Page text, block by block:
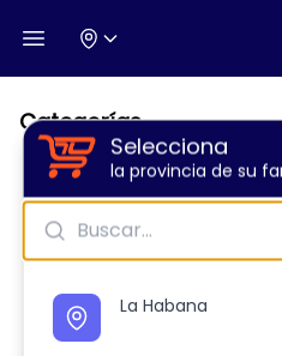
Open menu
Categorías
Cárnicos Agro
Selecciona
la provincia de su
La Habana
Selecciona
la provincia de su
La Habana